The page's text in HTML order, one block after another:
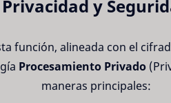
Privacidad y
función, alineada con el
Procesamiento Privado
maneras principales: